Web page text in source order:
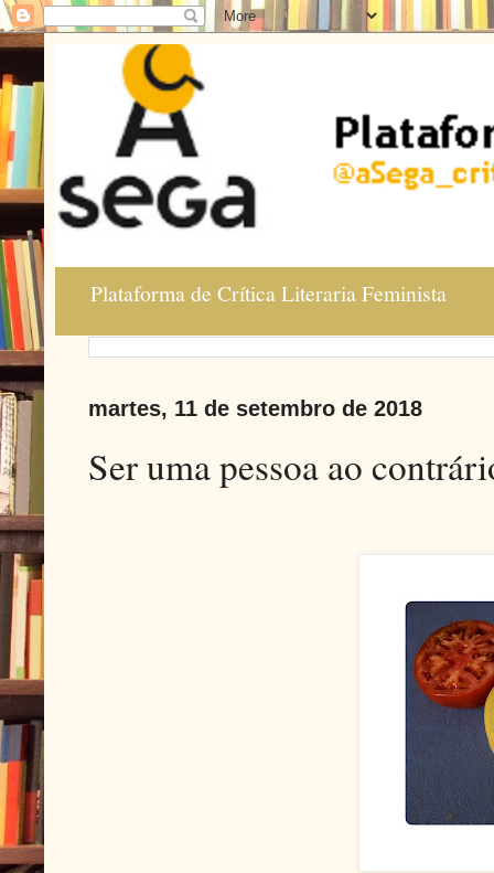
Plataforma de Crítica Literaria Feminista
martes, 11 de setembro de 2018
Ser uma pessoa ao